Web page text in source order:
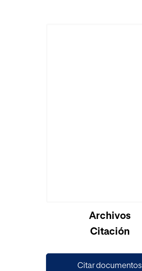
Cargando...Archivos
Citación
Citar documentos